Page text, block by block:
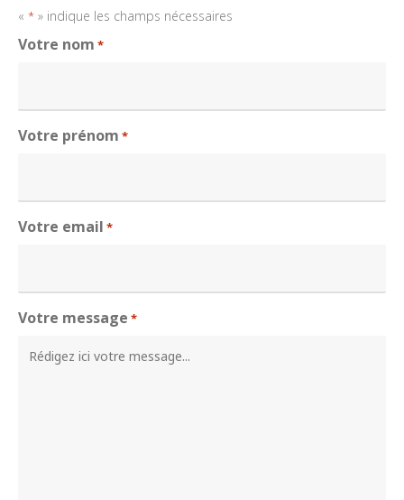
« * » indique les champs nécessaires
Votre nom *
Votre prénom *
Votre email *
Votre message *